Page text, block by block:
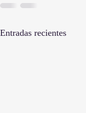
Entradas recientes